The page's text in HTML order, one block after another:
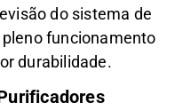
do sistema de
funcionamento
durabilidade.